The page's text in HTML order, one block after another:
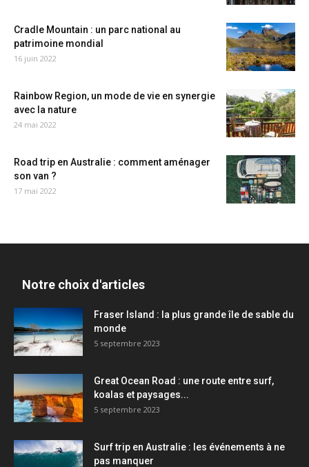
Cradle Mountain : un parc national au
patrimoine mondial
16 juin 2022
Rainbow Region, un mode de vie en synergie
avec la nature
24 mai 2022
Road trip en Australie : comment aménager
son van ?
17 mai 2022
Notre choix d'articles
Fraser Island : la plus grande île de sable du
monde
5 septembre 2023
Great Ocean Road : une route entre surf,
koalas et paysages...
5 septembre 2023
Surf trip en Australie : les événements à ne
pas manquer